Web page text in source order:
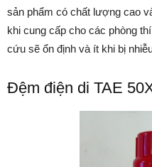
sản phẩm có chất lượng cao
khi cung cấp cho các phòng
cứu sẽ ổn định và ít khi bị
Đệm điện di TAE